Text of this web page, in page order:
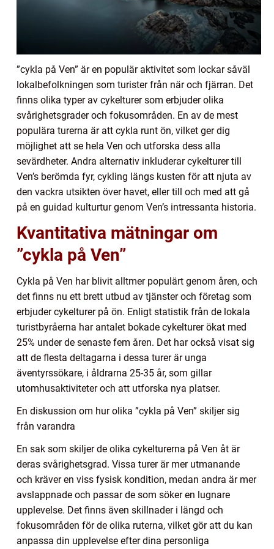
”cykla på Ven” är en populär aktivitet som lockar såväl
lokalbefolkningen som turister från när och fjärran. Det
finns olika typer av cykelturer som erbjuder olika
svårighetsgrader och fokusområden. En av de mest
populära turerna är att cykla runt ön, vilket ger dig
möjlighet att se hela Ven och utforska dess alla
sevärdheter. Andra alternativ inkluderar cykelturer till
Ven’s berömda fyr, cykling längs kusten för att njuta av
den vackra utsikten över havet, eller till och med att gå
på en guidad kulturtur genom Ven’s intressanta historia.
Kvantitativa mätningar om
”cykla på Ven”
Cykla på Ven har blivit alltmer populärt genom åren, och
det finns nu ett brett utbud av tjänster och företag som
erbjuder cykelturer på ön. Enligt statistik från de lokala
turistbyråerna har antalet bokade cykelturer ökat med
25% under de senaste fem åren. Det har också visat sig
att de flesta deltagarna i dessa turer är unga
äventyrssökare, i åldrarna 25-35 år, som gillar
utomhusaktiviteter och att utforska nya platser.
En diskussion om hur olika ”cykla på Ven” skiljer sig
från varandra
En sak som skiljer de olika cykelturerna på Ven åt är
deras svårighetsgrad. Vissa turer är mer utmanande
och kräver en viss fysisk kondition, medan andra är mer
avslappnade och passar de som söker en lugnare
upplevelse. Det finns även skillnader i längd och
fokusområden för de olika ruterna, vilket gör att du kan
anpassa din upplevelse efter dina personliga